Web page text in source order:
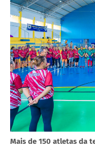
Mais de 150 atletas da